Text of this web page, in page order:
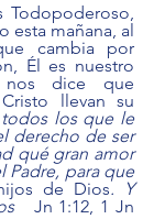
Todopoderoso,
esta mañana, al
cambia por
Él es nuestro
nos dice que
llevan su
todos los que le
derecho de ser
qué gran amor
Padre, para que
de Dios. Y
Jn 1:12, 1 Jn